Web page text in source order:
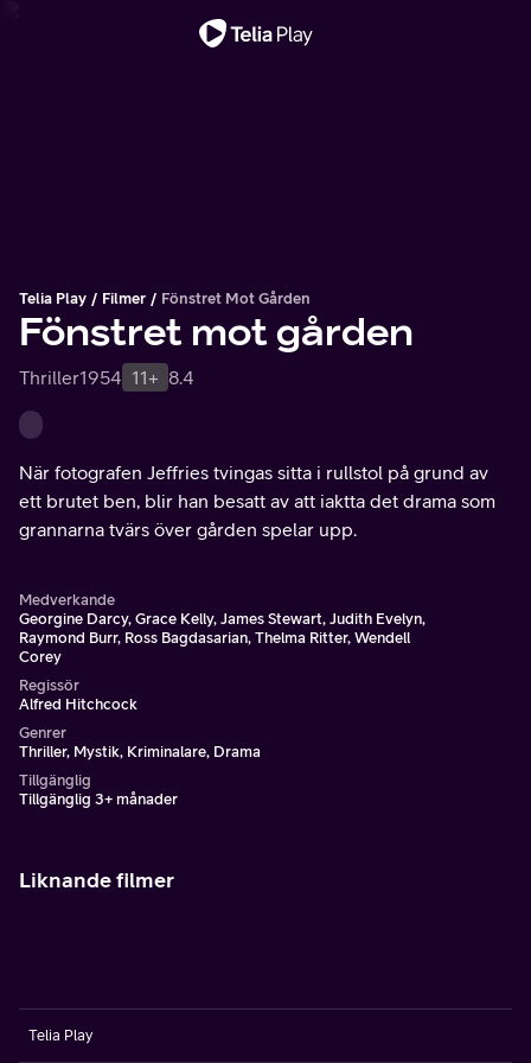
Telia Play Filmer Fönstret Mot Gården
Fönstret mot gården
Thriller1954 11+ 8.4
När fotografen Jeffries tvingas sitta i rullstol på grund av
ett brutet ben, blir han besatt av att iaktta det drama som
grannarna tvärs över gården spelar upp.
Medverkande
Georgine Darcy, Grace Kelly, James Stewart, Judith Evelyn,
Raymond Burr, Ross Bagdasarian, Thelma Ritter, Wendell
Corey
Regissör
Alfred Hitchcock
Genrer
Thriller, Mystik, Kriminalare, Drama
Tillgänglig
Tillgänglig 3+ månader
Liknande filmer
Telia Play